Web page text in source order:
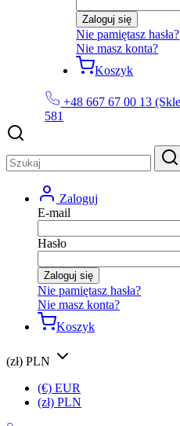
Zaloguj się
Nie pamiętasz hasła?
Nie masz konta?
Koszyk
+48 667 67 00 13
581
Zaloguj
E-mail
Hasło
Zaloguj się
Nie pamiętasz hasła?
Nie masz konta?
Koszyk
(zł) PLN
(€) EUR
(zł) PLN